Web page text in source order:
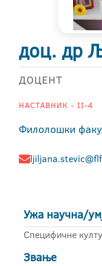
доц. др
ДОЦЕНТ
НАСТАВНИК - II-4
Филолошки
Ужа научна/
Специфичне
Звање